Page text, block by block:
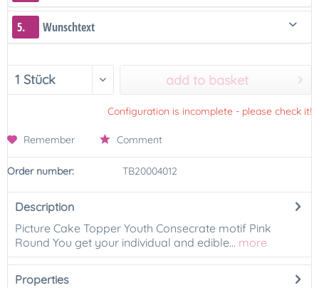
5. Wunschtext
add to basket
Configuration is incomplete - please check it!
Remember Comment
Order number: TB20004012
Description
Picture Cake Topper Youth Consecrate motif Pink
Round You get your individual and edible... more
Properties